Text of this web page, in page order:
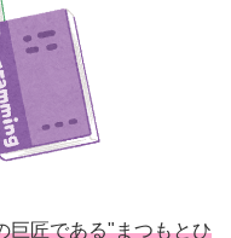
巨匠である"まつもとひ